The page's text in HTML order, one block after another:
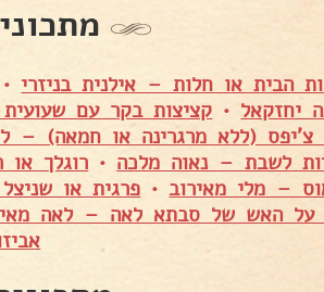
הבית או חלות – אילנית בניזרי •
יחזקאל • קציצות בקר עם
צ'יפס (ללא מרגרינה או חמאה) –
לשבת – נאוה מלכה • רוגלך
– מלי מאירוב • פרגית או
על האש של סבתא לאה – לאה